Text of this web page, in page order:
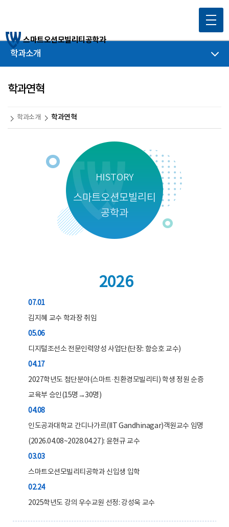
스마트오션모빌리티공학과
학과소개
학과연혁
학과소개 학과연혁
HISTORY
스마트오션모빌리티
공학과
2026
07.01
김지혜 교수 학과장 취임
05.06
디지털조선소 전문인력양성 사업단(단장: 함승호 교수)
04.17
2027학년도 첨단분야(스마트·친환경모빌리티) 학생 정원 순증
교육부 승인(15명→30명)
04.08
인도공과대학교 간디나가르(IIT Gandhinagar)객원교수 임명
(2026.04.08~2028.04.27): 윤현규 교수
03.03
스마트오션모빌리티공학과 신입생 입학
02.24
2025학년도 강의 우수교원 선정: 강성욱 교수